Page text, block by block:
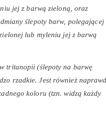
jej z barwą zieloną, oraz
ślepoty barw, polegającej
lub myleniu jej z barwą
tritanopii (ślepoty na barwę
rzadkie. Jest również
koloru (tzn. widzą każdy